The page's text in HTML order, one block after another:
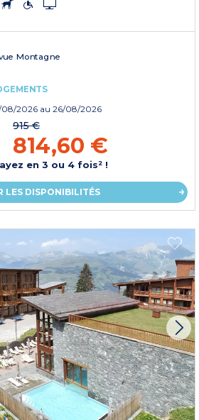
Montagne
08/2026 au 26/08/2026
915 €
814,60 €
en 3 ou 4 fois² !
LES DISPONIBILITÉS